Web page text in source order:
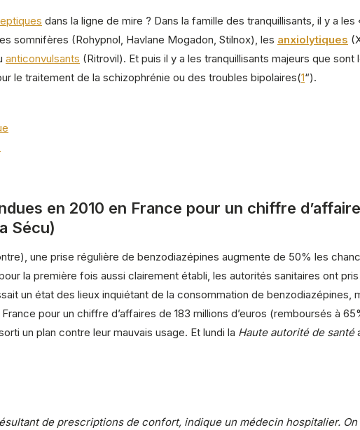
dans la ligne de mire ? Dans la famille des tranquillisants, il y a
somnifères (Rohypnol, Havlane Mogadon, Stilnox), les anxiolytiques
anticonvulsants (Ritrovil). Et puis il y a les tranquillisants majeurs que sont
le traitement de la schizophrénie ou des troubles bipolaires(1“).
en 2010 en France pour un chiffre
Sécu)
une prise régulière de benzodiazépines augmente de 50% les
la première fois aussi clairement établi, les autorités sanitaires ont
un état des lieux inquiétant de la consommation de benzodiazépines,
pour un chiffre d’affaires de 183 millions d’euros (remboursés à
un plan contre leur mauvais usage. Et lundi la Haute autorité de santé
de prescriptions de confort, indique un médecin hospitalier.